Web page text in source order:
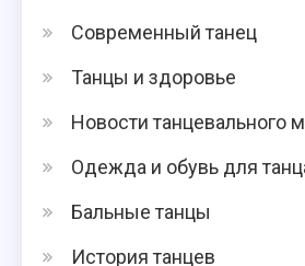
Современный танец
Танцы и здоровье
Новости танцевального
Одежда и обувь для
Бальные танцы
История танцев